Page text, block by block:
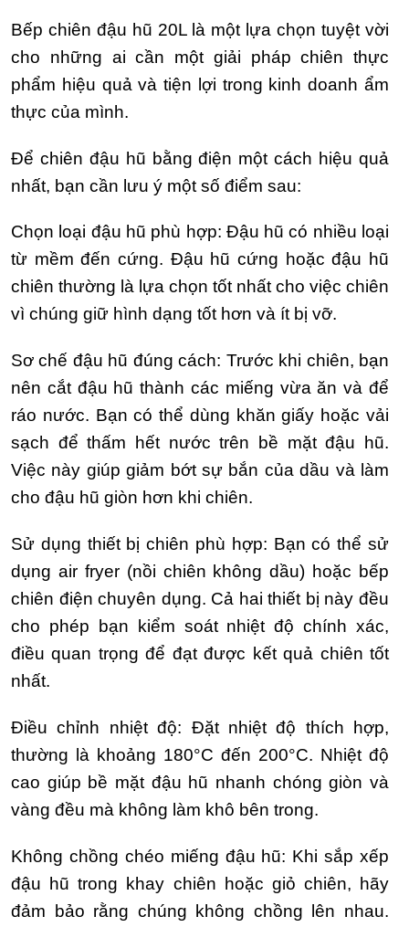
Bếp chiên đậu hũ 20L là một lựa chọn tuyệt vời
cho những ai cần một giải pháp chiên thực
phẩm hiệu quả và tiện lợi trong kinh doanh ẩm
thực của mình.
Để chiên đậu hũ bằng điện một cách hiệu quả
nhất, bạn cần lưu ý một số điểm sau:
Chọn loại đậu hũ phù hợp: Đậu hũ có nhiều loại
từ mềm đến cứng. Đậu hũ cứng hoặc đậu hũ
chiên thường là lựa chọn tốt nhất cho việc chiên
vì chúng giữ hình dạng tốt hơn và ít bị vỡ.
Sơ chế đậu hũ đúng cách: Trước khi chiên, bạn
nên cắt đậu hũ thành các miếng vừa ăn và để
ráo nước. Bạn có thể dùng khăn giấy hoặc vải
sạch để thấm hết nước trên bề mặt đậu hũ.
Việc này giúp giảm bớt sự bắn của dầu và làm
cho đậu hũ giòn hơn khi chiên.
Sử dụng thiết bị chiên phù hợp: Bạn có thể sử
dụng air fryer (nồi chiên không dầu) hoặc bếp
chiên điện chuyên dụng. Cả hai thiết bị này đều
cho phép bạn kiểm soát nhiệt độ chính xác,
điều quan trọng để đạt được kết quả chiên tốt
nhất.
Điều chỉnh nhiệt độ: Đặt nhiệt độ thích hợp,
thường là khoảng 180°C đến 200°C. Nhiệt độ
cao giúp bề mặt đậu hũ nhanh chóng giòn và
vàng đều mà không làm khô bên trong.
Không chồng chéo miếng đậu hũ: Khi sắp xếp
đậu hũ trong khay chiên hoặc giỏ chiên, hãy
đảm bảo rằng chúng không chồng lên nhau.